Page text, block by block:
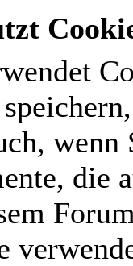
die